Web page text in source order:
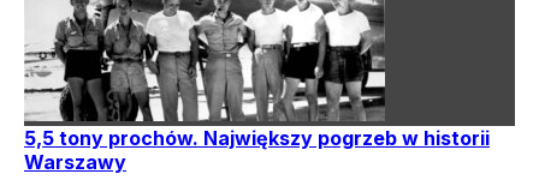
5,5 tony prochów. Największy pogrzeb w historii
Warszawy